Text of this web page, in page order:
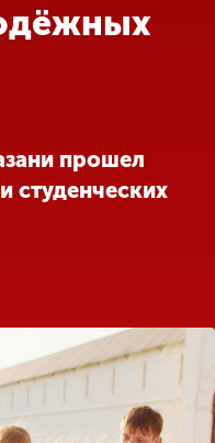
прошел
студенческих